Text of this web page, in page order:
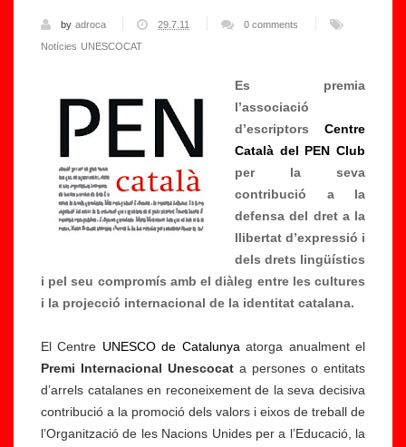
by adroca 29.7.11
0 comments
Notícies UNESCOCAT
Es premia
l’associació
d’escriptors Centre
Català del PEN Club
per la seva
contribució a la
defensa del dret a la
llibertat d’expressió i
dels drets lingüístics
i pel seu compromís amb el diàleg entre les cultures
i la projecció internacional de la identitat catalana.
El Centre UNESCO de Catalunya atorga anualment el
Premi Internacional Unescocat a persones o entitats
d’arrels catalanes en reconeixement de la seva decisiva
contribució a la promoció dels valors i eixos de treball de
l’Organització de les Nacions Unides per a l’Educació, la